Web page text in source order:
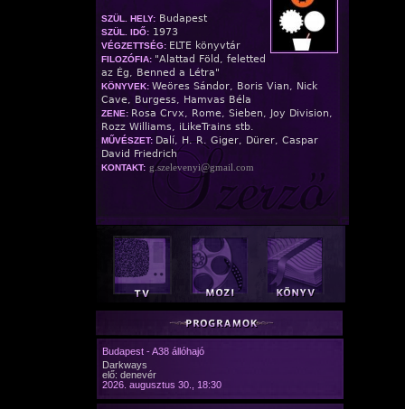
SZÜL. HELY: Budapest
SZÜL. IDŐ: 1973
VÉGZETTSÉG: ELTE könyvtár
FILOZÓFIA: "Alattad Föld, feletted
az Ég, Benned a Létra"
KÖNYVEK: Weöres Sándor, Boris Vian, Nick
Cave, Burgess, Hamvas Béla
ZENE: Rosa Crvx, Rome, Sieben, Joy Division,
Rozz Williams, iLikeTrains stb.
MŰVÉSZET: Dalí, H. R. Giger, Dürer, Caspar
David Friedrich
KONTAKT: g.szelevenyi@gmail.com
Budapest - A38 állóhajó
Darkways
elő: denevér
2026. augusztus 30., 18:30